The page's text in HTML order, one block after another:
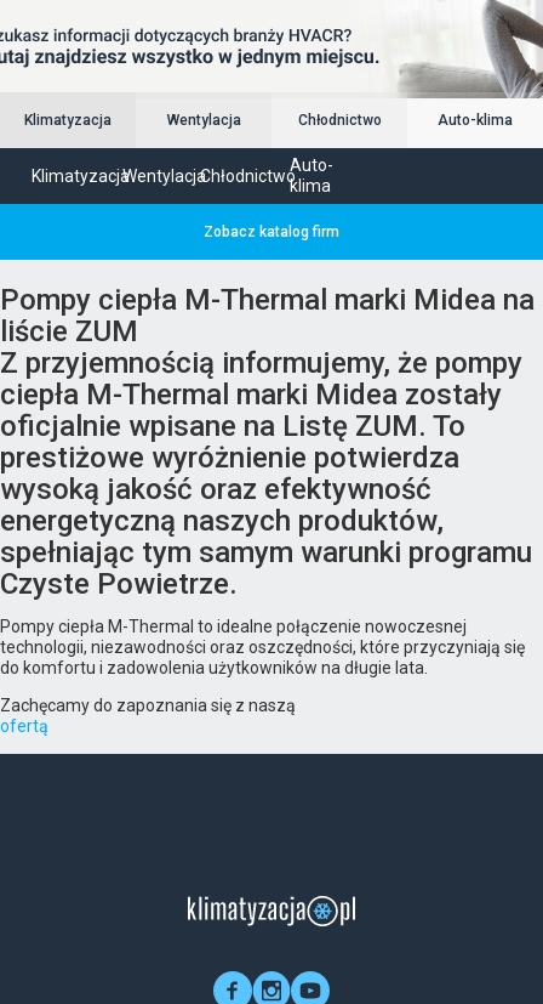
Klimatyzacja Wentylacja Chłodnictwo Auto-klima
KlimatyzacjaWentylacjaChłodnictwo
Auto-
klima
Zobacz katalog firm
Pompy ciepła M-Thermal marki Midea na
liście ZUM
Z przyjemnością informujemy, że pompy
ciepła M-Thermal marki Midea zostały
oficjalnie wpisane na Listę ZUM. To
prestiżowe wyróżnienie potwierdza
wysoką jakość oraz efektywność
energetyczną naszych produktów,
spełniając tym samym warunki programu
Czyste Powietrze.
Pompy ciepła M-Thermal to idealne połączenie nowoczesnej
technologii, niezawodności oraz oszczędności, które przyczyniają się
do komfortu i zadowolenia użytkowników na długie lata.
Zachęcamy do zapoznania się z naszą
ofertą